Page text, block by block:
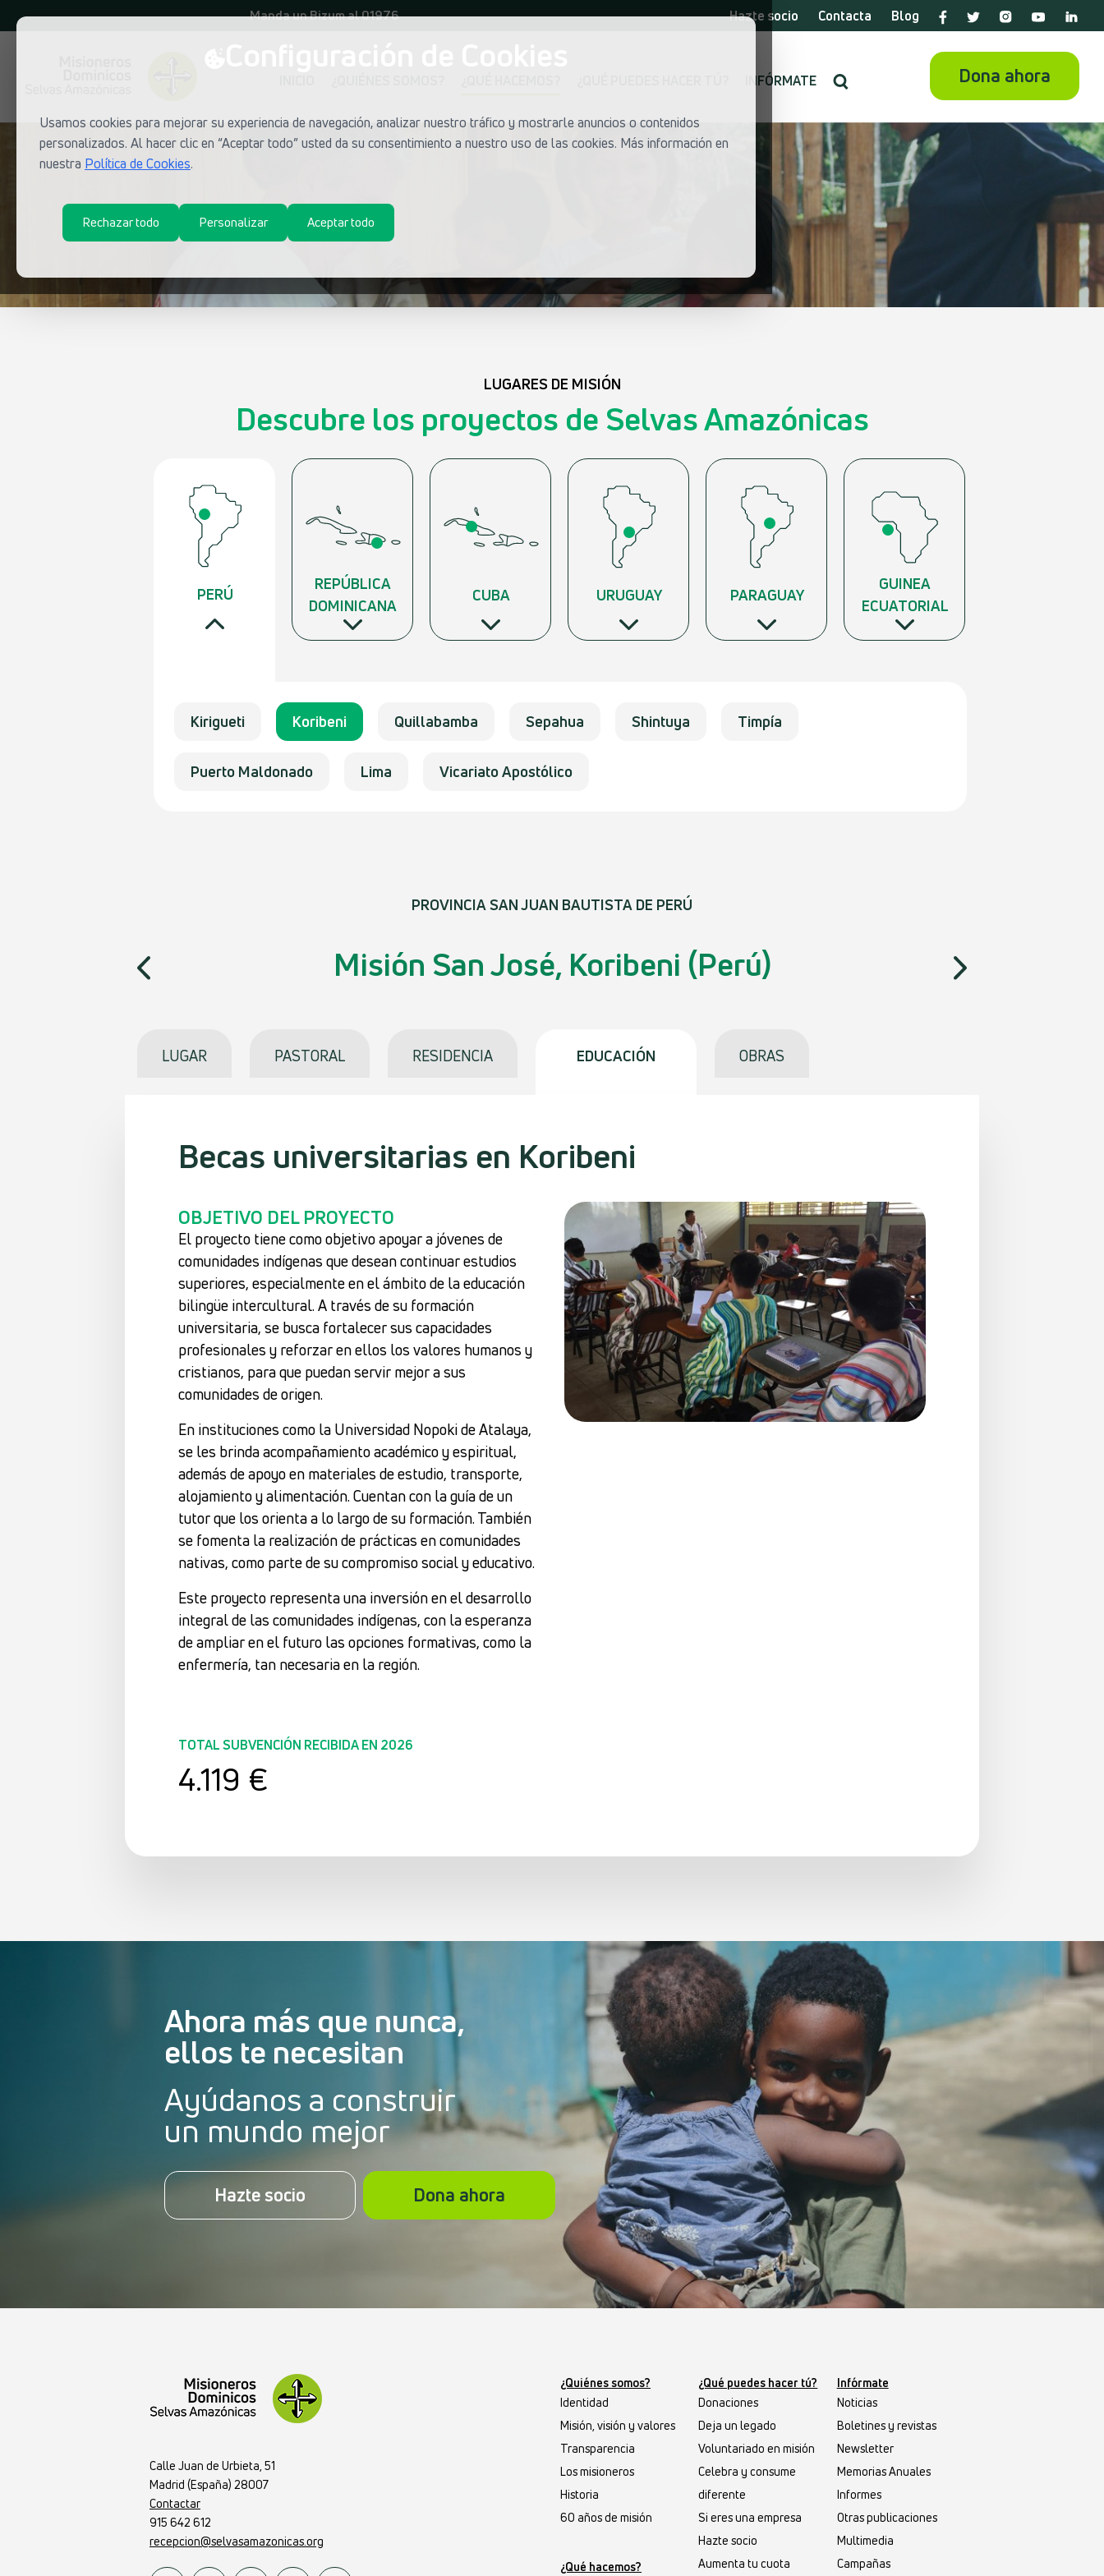
Usamos cookies para mejorar su experiencia de navegación, analizar nuestro tráfico y mostrarle anuncios o contenidos
personalizados. Al hacer clic en “Aceptar todo” usted da su consentimiento a nuestro uso de las cookies. Más información en
nuestra Política de Cookies.
Rechazar todo Personalizar Aceptar todo
Manda un Bizum al 01976 Hazte socio Contacta Blog
INFÓRMATE Dona ahora
LUGARES DE MISIÓN
Descubre los proyectos de Selvas Amazónicas
PERÚ
REPÚBLICA
DOMINICANA
CUBA URUGUAY PARAGUAY
GUINEA
ECUATORIAL
Kirigueti Koribeni Quillabamba Sepahua Shintuya Timpía
Puerto Maldonado Lima Vicariato Apostólico
PROVINCIA SAN JUAN BAUTISTA DE PERÚ
Misión San José, Koribeni (Perú)
LUGAR PASTORAL RESIDENCIA EDUCACIÓN OBRAS
Becas universitarias en Koribeni
OBJETIVO DEL PROYECTO
El proyecto tiene como objetivo apoyar a jóvenes de
comunidades indígenas que desean continuar estudios
superiores, especialmente en el ámbito de la educación
bilingüe intercultural. A través de su formación
universitaria, se busca fortalecer sus capacidades
profesionales y reforzar en ellos los valores humanos y
cristianos, para que puedan servir mejor a sus
comunidades de origen.
En instituciones como la Universidad Nopoki de Atalaya,
se les brinda acompañamiento académico y espiritual,
además de apoyo en materiales de estudio, transporte,
alojamiento y alimentación. Cuentan con la guía de un
tutor que los orienta a lo largo de su formación. También
se fomenta la realización de prácticas en comunidades
nativas, como parte de su compromiso social y educativo.
Este proyecto representa una inversión en el desarrollo
integral de las comunidades indígenas, con la esperanza
de ampliar en el futuro las opciones formativas, como la
enfermería, tan necesaria en la región.
TOTAL SUBVENCIÓN RECIBIDA EN 2026
4.119 €
Ahora más que nunca,
ellos te necesitan
Ayúdanos a construir
un mundo mejor
Hazte socio Dona ahora
Calle Juan de Urbieta, 51
Madrid (España) 28007
Contactar
915 642 612
recepcion@selvasamazonicas.org
¿Quiénes somos?
Identidad
Misión, visión y valores
Transparencia
Los misioneros
Historia
60 años de misión
¿Qué hacemos?
¿Qué puedes hacer tú?
Donaciones
Deja un legado
Voluntariado en misión
Celebra y consume
diferente
Si eres una empresa
Hazte socio
Aumenta tu cuota
Infórmate
Noticias
Boletines y revistas
Newsletter
Memorias Anuales
Informes
Otras publicaciones
Multimedia
Campañas